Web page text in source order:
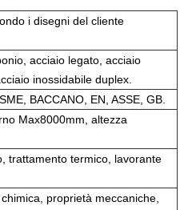
i disegni del cliente
acciaio legato, acciaio
inossidabile duplex.
BACCANO, EN, ASSE, GB.
Max8000mm, altezza
trattamento termico, lavorante
proprietà meccaniche,